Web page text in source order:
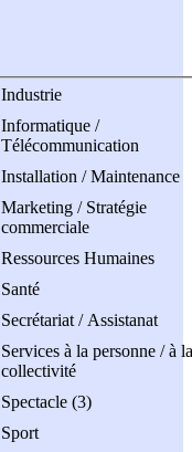
Industrie
Informatique /
Télécommunication
Installation / Maintenance
Marketing / Stratégie
commerciale
Ressources Humaines
Santé
Secrétariat / Assistanat
Services à la personne / à la
collectivité
Spectacle (3)
Sport